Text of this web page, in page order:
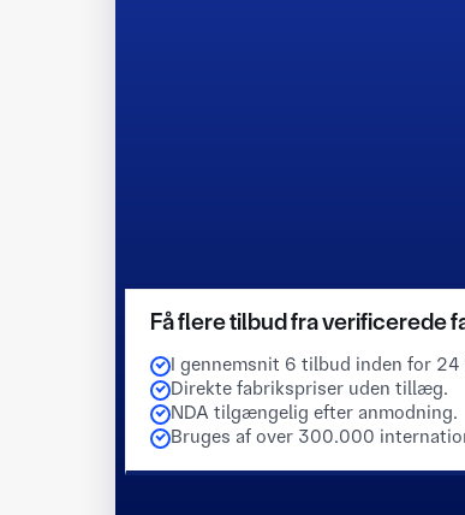
Få flere tilbud fra verificerede
I gennemsnit 6 tilbud inden for 24
Direkte fabrikspriser uden tillæg.
NDA tilgængelig efter anmodning.
Bruges af over 300.000